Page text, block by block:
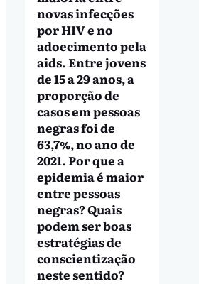
novas infecções
por HIV e no
adoecimento pela
aids. Entre jovens
de 15 a 29 anos, a
proporção de
casos em pessoas
negras foi de
63,7%, no ano de
2021. Por que a
epidemia é maior
entre pessoas
negras? Quais
podem ser boas
estratégias de
conscientização
neste sentido?